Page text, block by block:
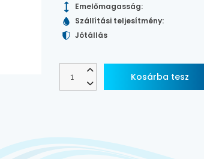
Emelőmagasság:
Szállítási teljesítmény:
Jótállás